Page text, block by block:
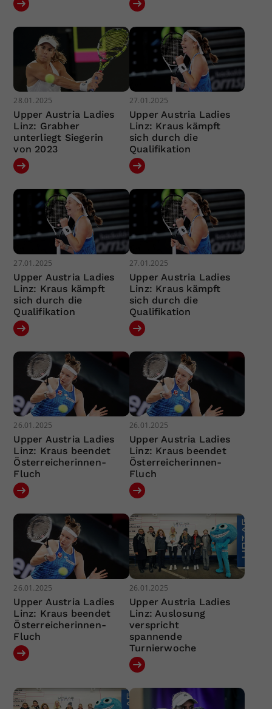
28.01.2025
Upper Austria Ladies
Linz: Grabher
unterliegt Siegerin
von 2023
27.01.2025
Upper Austria Ladies
Linz: Kraus kämpft
sich durch die
Qualifikation
27.01.2025
Upper Austria Ladies
Linz: Kraus kämpft
sich durch die
Qualifikation
27.01.2025
Upper Austria Ladies
Linz: Kraus kämpft
sich durch die
Qualifikation
26.01.2025
Upper Austria Ladies
Linz: Kraus beendet
Österreicherinnen-
Fluch
26.01.2025
Upper Austria Ladies
Linz: Kraus beendet
Österreicherinnen-
Fluch
26.01.2025
Upper Austria Ladies
Linz: Kraus beendet
Österreicherinnen-
Fluch
26.01.2025
Upper Austria Ladies
Linz: Auslosung
verspricht
spannende
Turnierwoche